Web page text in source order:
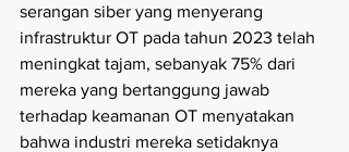
serangan siber yang menyerang
infrastruktur OT pada tahun 2023 telah
meningkat tajam, sebanyak 75% dari
mereka yang bertanggung jawab
terhadap keamanan OT menyatakan
bahwa industri mereka setidaknya